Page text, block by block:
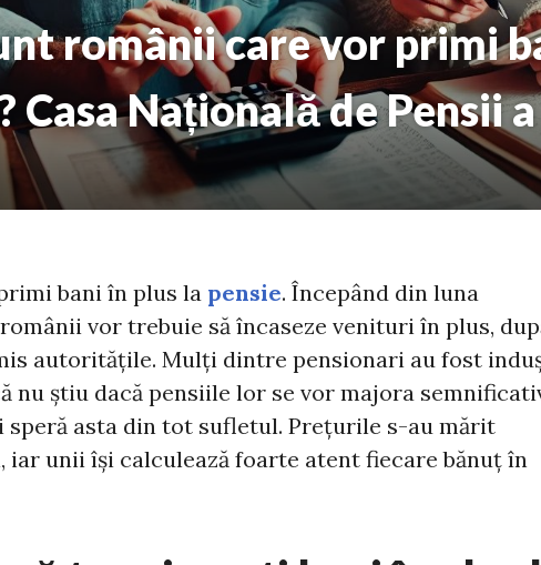
românii care vor primi
Casa Națională de Pensii
bani în plus la pensie. Începând din luna
vor trebuie să încaseze venituri în plus,
autoritățile. Mulți dintre pensionari au fost
nu știu dacă pensiile lor se vor majora
speră asta din tot sufletul. Prețurile s-au mărit
iar unii își calculează foarte atent fiecare bănuț în